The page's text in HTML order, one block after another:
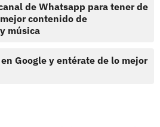
de Whatsapp para tener de
contenido de
música
Google y entérate de lo mejor